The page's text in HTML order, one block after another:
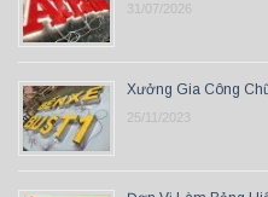
31/07/2026
Xưởng Gia Công
25/11/2023